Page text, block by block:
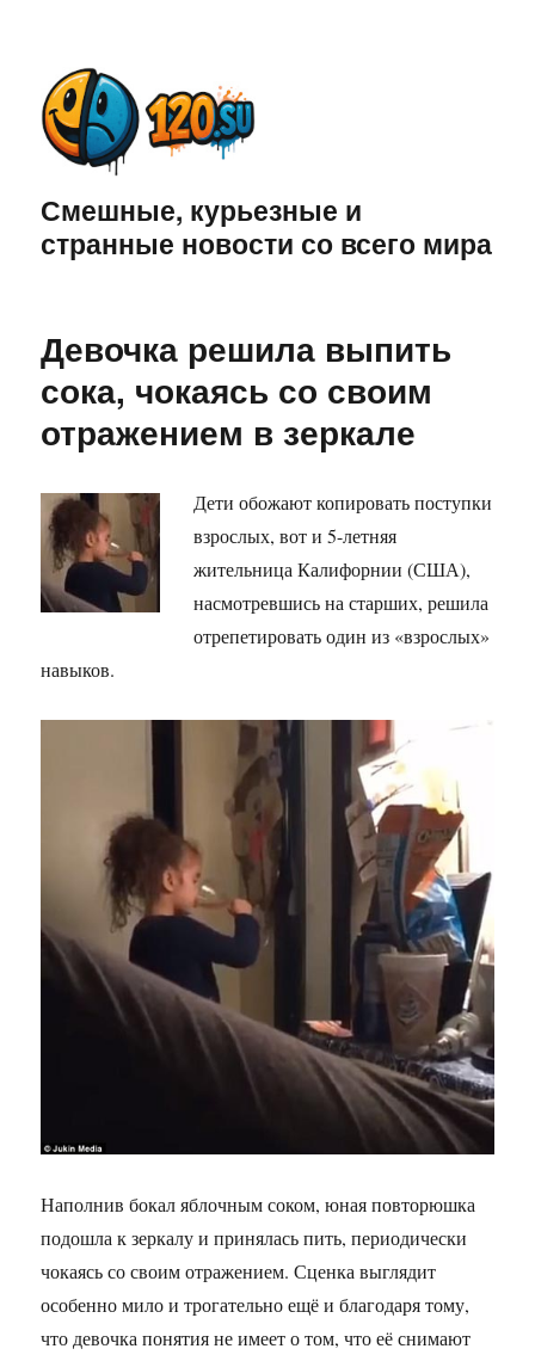
Смешные, курьезные и
странные новости со всего мира
Девочка решила выпить
сока, чокаясь со своим
отражением в зеркале
Дети обожают копировать поступки
взрослых, вот и 5-летняя
жительница Калифорнии (США),
насмотревшись на старших, решила
отрепетировать один из «взрослых»
навыков.
Наполнив бокал яблочным соком, юная повторюшка
подошла к зеркалу и принялась пить, периодически
чокаясь со своим отражением. Сценка выглядит
особенно мило и трогательно ещё и благодаря тому,
что девочка понятия не имеет о том, что её снимают